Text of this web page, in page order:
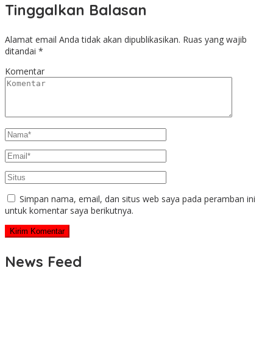
Tinggalkan Balasan
Alamat email Anda tidak akan dipublikasikan. Ruas yang wajib
ditandai *
Komentar
Simpan nama, email, dan situs web saya pada peramban ini
untuk komentar saya berikutnya.
News Feed